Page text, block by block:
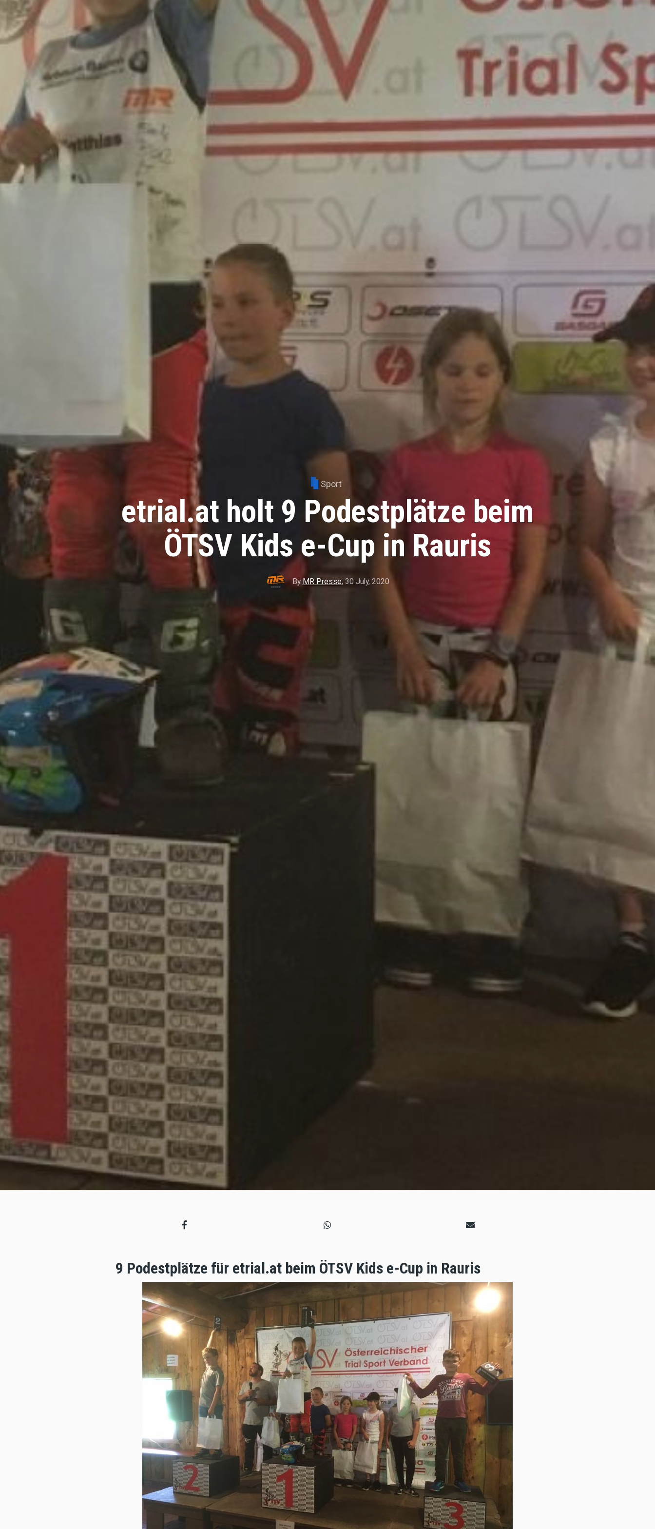
Sport
etrial.at holt 9 Podestplätze beim
ÖTSV Kids e-Cup in Rauris
By MR Presse, 30 July, 2020
9 Podestplätze für etrial.at beim ÖTSV Kids e-Cup in Rauris